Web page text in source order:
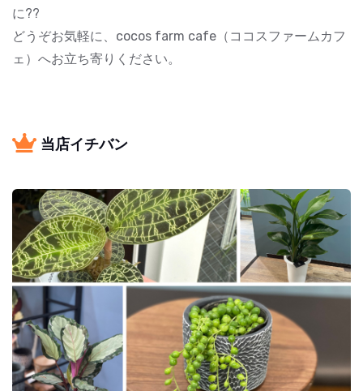
に??
どうぞお気軽に、cocos farm cafe（ココスファームカフ
ェ）へお立ち寄りください。
当店イチバン